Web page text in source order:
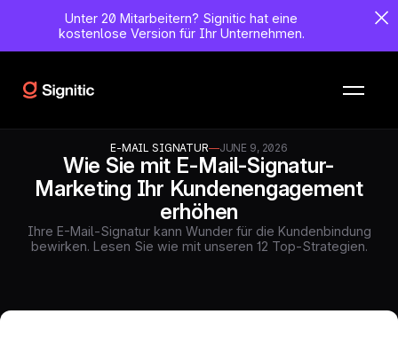
Unter 20 Mitarbeitern? Signitic hat eine
kostenlose Version für Ihr Unternehmen.
E-MAIL SIGNATUR—JUNE 9, 2026
Wie Sie mit E-Mail-Signatur-
Marketing Ihr Kundenengagement
erhöhen
Ihre E-Mail-Signatur kann Wunder für die Kundenbindung
bewirken. Lesen Sie wie mit unseren 12 Top-Strategien.